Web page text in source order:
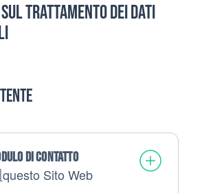
trattamento dei Dati
di contatto
questo Sito Web